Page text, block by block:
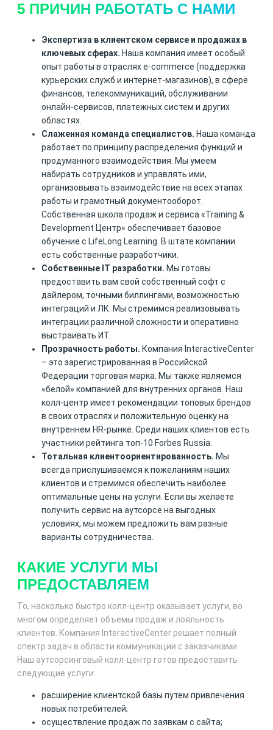
5 ПРИЧИН РАБОТАТЬ С НАМИ
Экспертиза в клиентском сервисе и продажах в
ключевых сферах. Наша компания имеет особый
опыт работы в отраслях e-commerce (поддержка
курьерских служб и интернет-магазинов), в сфере
финансов, телекоммуникаций, обслуживании
онлайн-сервисов, платежных систем и других
областях.
Слаженная команда специалистов. Наша команда
работает по принципу распределения функций и
продуманного взаимодействия. Мы умеем
набирать сотрудников и управлять ими,
организовывать взаимодействие на всех этапах
работы и грамотный документооборот.
Собственная школа продаж и сервиса «Training &
Development Центр» обеспечивает базовое
обучение с LifeLong Learning. В штате компании
есть собственные разработчики.
Собственные IT разработки. Мы готовы
предоставить вам свой собственный софт с
дайлером, точными биллингами, возможностью
интеграций и ЛК. Мы стремимся реализовывать
интеграции различной сложности и оперативно
выстраивать ИТ.
Прозрачность работы. Компания InteractiveCenter
– это зарегистрированная в Российской
Федерации торговая марка. Мы также являемся
«белой» компанией для внутренних органов. Наш
колл-центр имеет рекомендации топовых брендов
в своих отраслях и положительную оценку на
внутреннем HR-рынке. Среди наших клиентов есть
участники рейтинга топ-10 Forbes Russia.
Тотальная клиентоориентированность. Мы
всегда прислушиваемся к пожеланиям наших
клиентов и стремимся обеспечить наиболее
оптимальные цены на услуги. Если вы желаете
получить сервис на аутсорсе на выгодных
условиях, мы можем предложить вам разные
варианты сотрудничества.
КАКИЕ УСЛУГИ МЫ
ПРЕДОСТАВЛЯЕМ
То, насколько быстро колл-центр оказывает услуги, во
многом определяет объемы продаж и лояльность
клиентов. Компания InteractiveCenter решает полный
спектр задач в области коммуникации с заказчиками.
Наш аутсорсинговый колл-центр готов предоставить
следующие услуги:
расширение клиентской базы путем привлечения
новых потребителей;
осуществление продаж по заявкам с сайта;